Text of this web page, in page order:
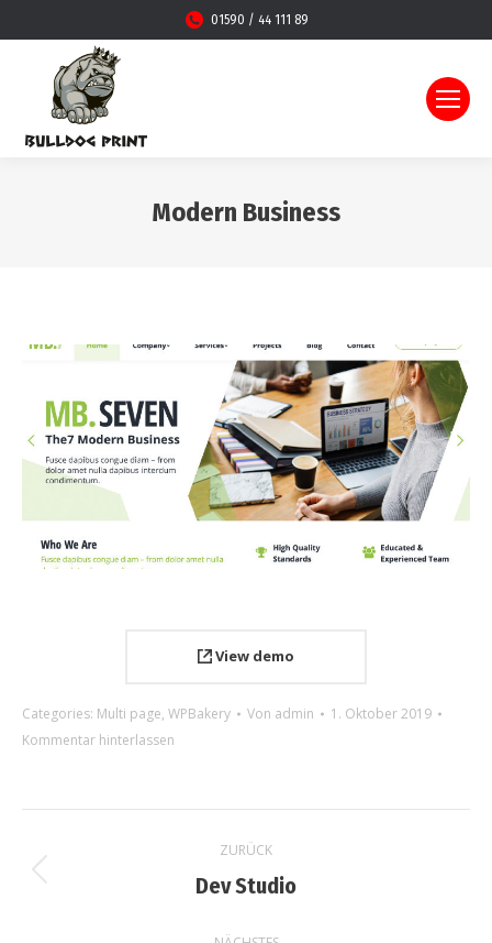
01590 / 44 111 89
Modern Business
View demo
Categories: Multi page, WPBakery Von admin
1. Oktober 2019
Kommentar hinterlassen
navigation
ZURÜCK
Previous
Dev Studio